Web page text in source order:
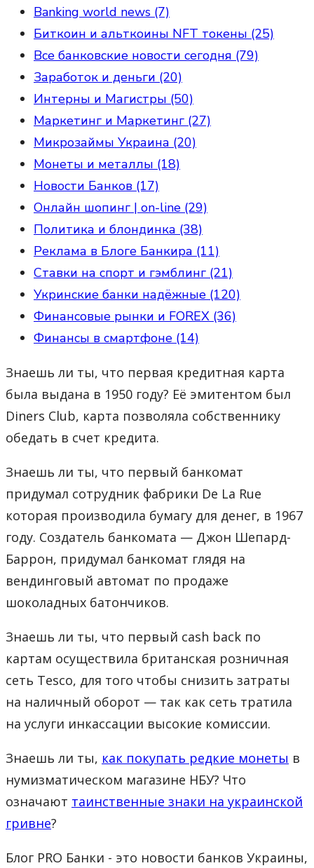
Banking world news (7)
Биткоин и альткоины NFT токены (25)
Все банковские новости сегодня (79)
Заработок и деньги (20)
Интерны и Магистры (50)
Маркетинг и Маркетинг (27)
Микрозаймы Украина (20)
Монеты и металлы (18)
Новости Банков (17)
Онлайн шопинг | on-line (29)
Политика и блондинка (38)
Реклама в Блоге Банкира (11)
Ставки на спорт и гэмблинг (21)
Укринские банки надёжные (120)
Финансовые рынки и FOREX (36)
Финансы в смартфоне (14)
Знаешь ли ты, что первая кредитная карта
была выдана в 1950 году? Её эмитентом был
Diners Club, карта позволяла собственнику
обедать в счет кредита.
Знаешь ли ты, что первый банкомат
придумал сотрудник фабрики De La Rue
которая производила бумагу для денег, в 1967
году. Создатель банкомата — Джон Шепард-
Баррон, придумал банкомат глядя на
вендинговый автомат по продаже
шоколадных батончиков.
Знаешь ли ты, что первый cash back по
картам осуществила британская розничная
сеть Tesco, для того чтобы снизить затраты
на наличный оборот — так как сеть тратила
на услуги инкассации высокие комиссии.
Знаешь ли ты, как покупать редкие монеты в
нумизматическом магазине НБУ? Что
означают таинственные знаки на украинской
гривне?
Блог PRO Банки - это новости банков Украины,